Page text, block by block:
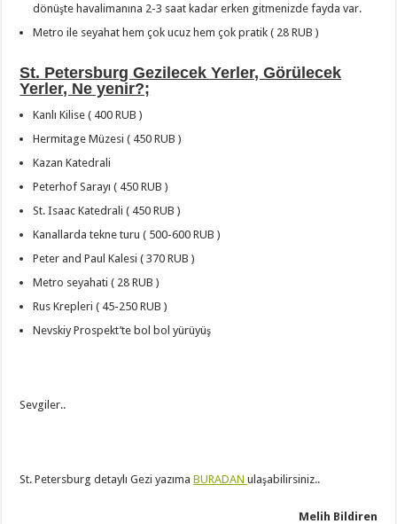
dönüşte havalimanına 2-3 saat kadar erken gitmenizde fayda var.
Metro ile seyahat hem çok ucuz hem çok pratik ( 28 RUB )
St. Petersburg Gezilecek Yerler, Görülecek
Yerler, Ne yenir?;
Kanlı Kilise ( 400 RUB )
Hermitage Müzesi ( 450 RUB )
Kazan Katedrali
Peterhof Sarayı ( 450 RUB )
St. Isaac Katedrali ( 450 RUB )
Kanallarda tekne turu ( 500-600 RUB )
Peter and Paul Kalesi ( 370 RUB )
Metro seyahati ( 28 RUB )
Rus Krepleri ( 45-250 RUB )
Nevskiy Prospekt’te bol bol yürüyüş
Sevgiler..
St. Petersburg detaylı Gezi yazımaBURADANulaşabilirsiniz..
Melih Bildiren